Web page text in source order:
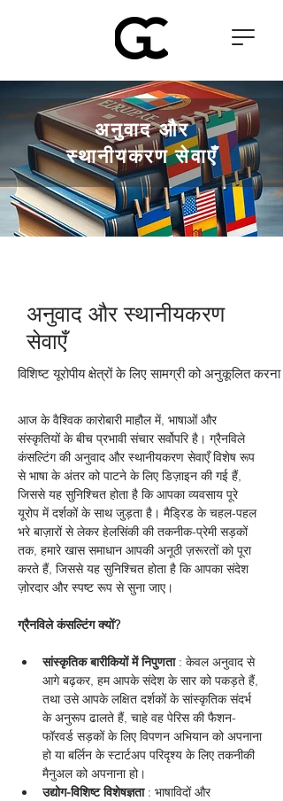
अनुवाद और
स्थानीयकरण सेवाएँ
अनुवाद और स्थानीयकरण
सेवाएँ
विशिष्ट यूरोपीय क्षेत्रों के लिए सामग्री को अनुकूलित करना
आज के वैश्विक कारोबारी माहौल में, भाषाओं और
संस्कृतियों के बीच प्रभावी संचार सर्वोपरि है। ग्रैनविले
कंसल्टिंग की अनुवाद और स्थानीयकरण सेवाएँ विशेष रूप
से भाषा के अंतर को पाटने के लिए डिज़ाइन की गई हैं,
जिससे यह सुनिश्चित होता है कि आपका व्यवसाय पूरे
यूरोप में दर्शकों के साथ जुड़ता है। मैड्रिड के चहल-पहल
भरे बाज़ारों से लेकर हेलसिंकी की तकनीक-प्रेमी सड़कों
तक, हमारे खास समाधान आपकी अनूठी ज़रूरतों को पूरा
करते हैं, जिससे यह सुनिश्चित होता है कि आपका संदेश
ज़ोरदार और स्पष्ट रूप से सुना जाए।
ग्रैनविले कंसल्टिंग क्यों?
सांस्कृतिक बारीकियों में निपुणता : केवल अनुवाद से
आगे बढ़कर, हम आपके संदेश के सार को पकड़ते हैं,
तथा उसे आपके लक्षित दर्शकों के सांस्कृतिक संदर्भ
के अनुरूप ढालते हैं, चाहे वह पेरिस की फैशन-
फॉरवर्ड सड़कों के लिए विपणन अभियान को अपनाना
हो या बर्लिन के स्टार्टअप परिदृश्य के लिए तकनीकी
मैनुअल को अपनाना हो।
उद्योग-विशिष्ट विशेषज्ञता : भाषाविदों और